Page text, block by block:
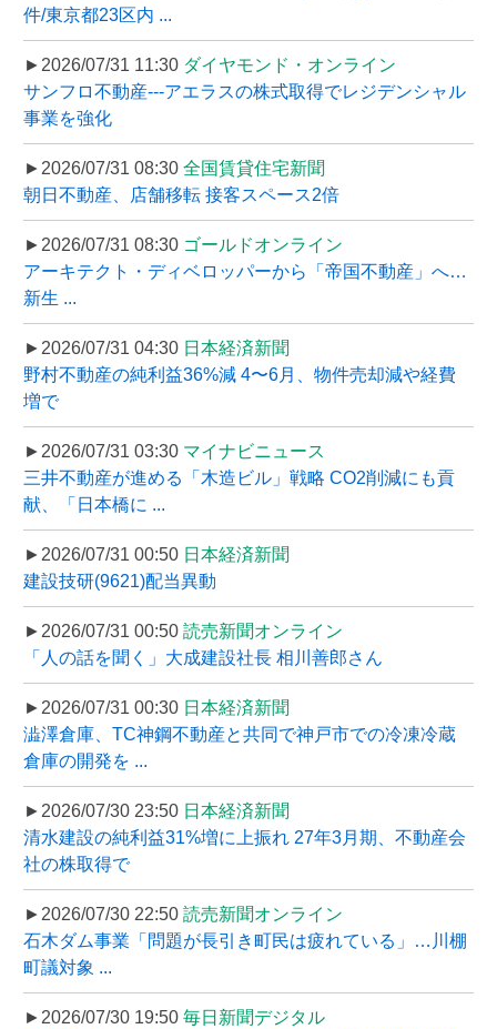
件/東京都23区内 ...
►2026/07/31 11:30 ダイヤモンド・オンライン
サンフロ不動産---アエラスの株式取得でレジデンシャル
事業を強化
►2026/07/31 08:30 全国賃貸住宅新聞
朝日不動産、店舗移転 接客スペース2倍
►2026/07/31 08:30 ゴールドオンライン
アーキテクト・ディベロッパーから「帝国不動産」へ…
新生 ...
►2026/07/31 04:30 日本経済新聞
野村不動産の純利益36%減 4〜6月、物件売却減や経費
増で
►2026/07/31 03:30 マイナビニュース
三井不動産が進める「木造ビル」戦略 CO2削減にも貢
献、「日本橋に ...
►2026/07/31 00:50 日本経済新聞
建設技研(9621)配当異動
►2026/07/31 00:50 読売新聞オンライン
「人の話を聞く」大成建設社長 相川善郎さん
►2026/07/31 00:30 日本経済新聞
澁澤倉庫、TC神鋼不動産と共同で神戸市での冷凍冷蔵
倉庫の開発を ...
►2026/07/30 23:50 日本経済新聞
清水建設の純利益31%増に上振れ 27年3月期、不動産会
社の株取得で
►2026/07/30 22:50 読売新聞オンライン
石木ダム事業「問題が長引き町民は疲れている」…川棚
町議対象 ...
►2026/07/30 19:50 毎日新聞デジタル